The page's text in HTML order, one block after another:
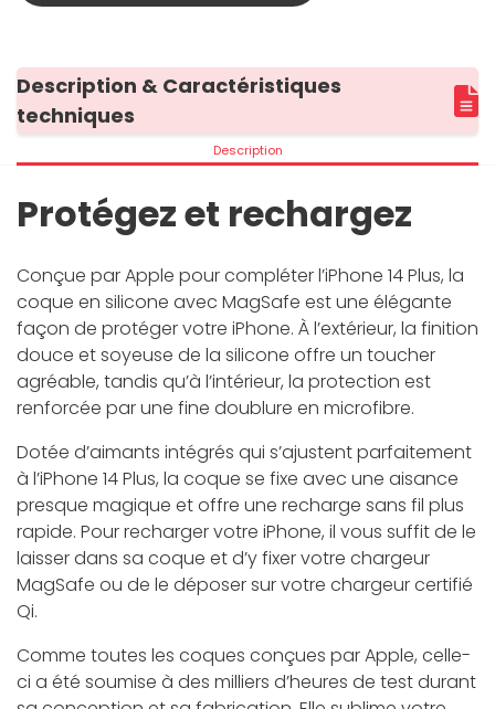
Description & Caractéristiques
techniques
Description
Protégez et rechargez
Conçue par Apple pour compléter l’iPhone 14 Plus, la
coque en silicone avec MagSafe est une élégante
façon de protéger votre iPhone. À l’extérieur, la finition
douce et soyeuse de la silicone offre un toucher
agréable, tandis qu’à l’intérieur, la protection est
renforcée par une fine doublure en microfibre.
Dotée d’aimants intégrés qui s’ajustent parfaitement
à l’iPhone 14 Plus, la coque se fixe avec une aisance
presque magique et offre une recharge sans fil plus
rapide. Pour recharger votre iPhone, il vous suffit de le
laisser dans sa coque et d’y fixer votre chargeur
MagSafe ou de le déposer sur votre chargeur certifié
Qi.
Comme toutes les coques conçues par Apple, celle-
ci a été soumise à des milliers d’heures de test durant